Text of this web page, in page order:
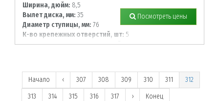
Ширина, дюйм: 8,5
Вылет диска, мм: 35
Диаметр ступицы, мм: 76
К-во крепежных отверстий, шт: 5
Диаметр располож. отверстий, мм:
Посмотреть цены
Начало ‹ 307 308 309 310 311
312
313
314 315 316 317 › Конец